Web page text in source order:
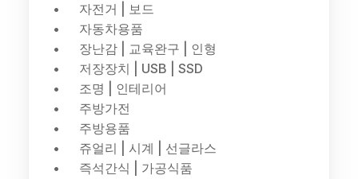
자전거 | 보드
자동차용품
장난감 | 교육완구 | 인형
저장장치 | USB | SSD
조명 | 인테리어
주방가전
주방용품
쥬얼리 | 시계 | 선글라스
즉석간식 | 가공식품